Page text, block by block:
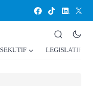
LEGISLATIF